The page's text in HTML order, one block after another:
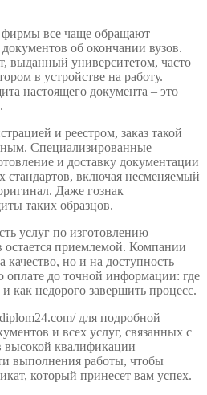
все чаще обращают
об окончании вузов.
выданный университетом, часто
в устройстве на работу.
настоящего документа – это
и реестром, заказ такой
Специализированные
и доставку документации
стандартов, включая несменяемый
Даже гознак
таких образцов.
услуг по изготовлению
приемлемой. Компании
качество, но и на доступность
оплате до точной информации: где
как недорого завершить процесс.
для подробной
и всех услуг, связанных с
высокой квалификации
выполнения работы, чтобы
который принесет вам успех.